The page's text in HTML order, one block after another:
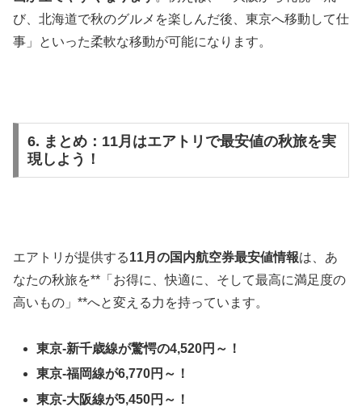
び、北海道で秋のグルメを楽しんだ後、東京へ移動して仕
事」といった柔軟な移動が可能になります。
6. まとめ：11月はエアトリで最安値の秋旅を実
現しよう！
エアトリが提供する11月の国内航空券最安値情報は、あ
なたの秋旅を**「お得に、快適に、そして最高に満足度の
高いもの」**へと変える力を持っています。
東京-新千歳線が驚愕の4,520円～！
東京-福岡線が6,770円～！
東京-大阪線が5,450円～！